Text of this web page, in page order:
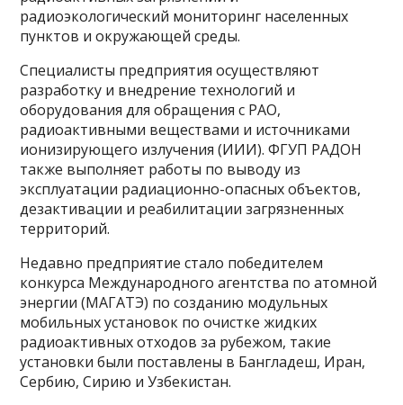
радиоэкологический мониторинг населенных
пунктов и окружающей среды.
Специалисты предприятия осуществляют
разработку и внедрение технологий и
оборудования для обращения с РАО,
радиоактивными веществами и источниками
ионизирующего излучения (ИИИ). ФГУП РАДОН
также выполняет работы по выводу из
эксплуатации радиационно-опасных объектов,
дезактивации и реабилитации загрязненных
территорий.
Недавно предприятие стало победителем
конкурса Международного агентства по атомной
энергии (МАГАТЭ) по созданию модульных
мобильных установок по очистке жидких
радиоактивных отходов за рубежом, такие
установки были поставлены в Бангладеш, Иран,
Сербию, Сирию и Узбекистан.